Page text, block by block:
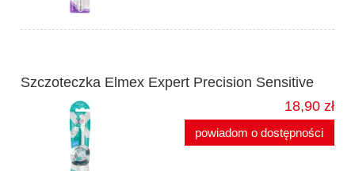
Szczoteczka Elmex Expert Precision Sensitive
18,90 zł
powiadom o dostępności